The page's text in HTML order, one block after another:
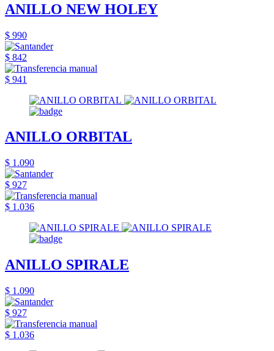
ANILLO NEW HOLEY
$ 990
$ 842
$ 941
ANILLO ORBITAL
$ 1.090
$ 927
$ 1.036
ANILLO SPIRALE
$ 1.090
$ 927
$ 1.036